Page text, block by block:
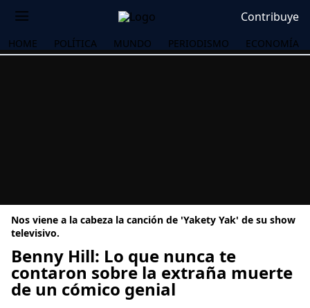
Contribuye
HOME POLÍTICA MUNDO PERIODISMO ECONOMÍA
Nos viene a la cabeza la canción de 'Yakety Yak' de su show
televisivo.
Benny Hill: Lo que nunca te
contaron sobre la extraña muerte
de un cómico genial